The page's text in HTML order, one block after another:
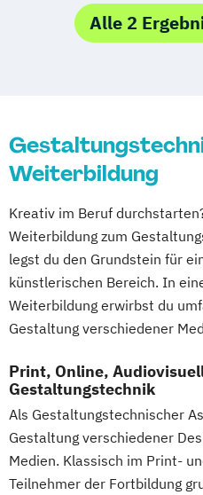
Game Programmer
PLUS Fachabitur
Kaufleute für
Kaumann/-frau im E-
Digital Management
Medienfachwirt/in
Mediengestalter/in
Media Creation
PLUS Media Design
Event/Live
Alle 2
Weiterbildung
Kreativ im Beruf
Weiterbildung zum
legst du den Grundstein für
künstlerischen Bereich. In
Weiterbildung erwirbst du
Gestaltung verschiedener
Print, Online,
Gestaltungstechnik
Als Gestaltungstechnischer
Gestaltung verschiedener
Medien. Klassisch im Print-
Teilnehmer der Fortbildung